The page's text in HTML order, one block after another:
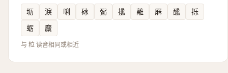
坜 淚 唎 砅 䰜 攭 離 厤 䤙
㧰
蛎
麜
与 粒 读音相同或相近